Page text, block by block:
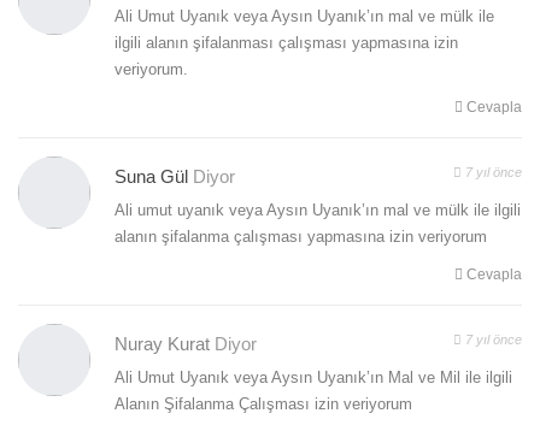
Ali Umut Uyanık veya Aysın Uyanık’ın mal ve mülk ile
ilgili alanın şifalanması çalışması yapmasına izin
veriyorum.
Cevapla
Suna Gül Diyor 7 yıl önce
Ali umut uyanık veya Aysın Uyanık’ın mal ve mülk ile ilgili
alanın şifalanma çalışması yapmasına izin veriyorum
Cevapla
Nuray Kurat Diyor 7 yıl önce
Ali Umut Uyanık veya Aysın Uyanık’ın Mal ve Mil ile ilgili
Alanın Şifalanma Çalışması izin veriyorum